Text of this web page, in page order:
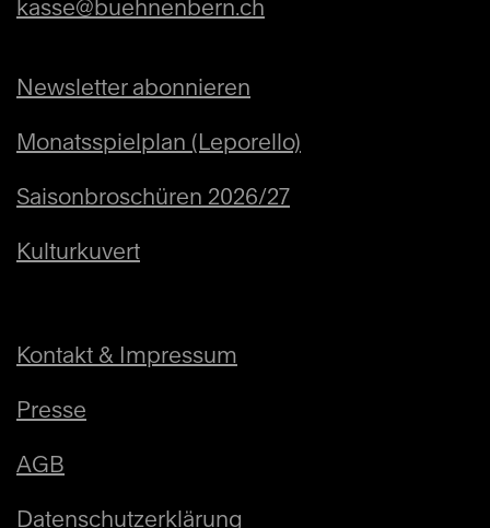
kasse@buehnenbern.ch
Newsletter abonnieren
Monatsspielplan (Leporello)
Saisonbroschüren 2026/27
Kulturkuvert
Kontakt & Impressum
Presse
AGB
Datenschutzerklärung